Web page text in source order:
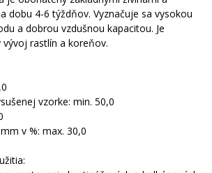
dobu 4-6 týždňov. Vyznačuje sa vysokou
a dobrou vzdušnou kapacitou. Je
rastlín a koreňov.
vzorke: min. 50,0
v %: max. 30,0